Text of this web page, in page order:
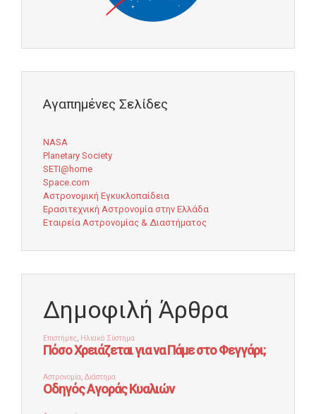
Αγαπημένες Σελίδες
NASA
Planetary Society
SETI@home
Space.com
Αστρονομική Εγκυκλοπαίδεια
Ερασιτεχνική Αστρονομία στην Ελλάδα
Εταιρεία Αστρονομίας & Διαστήματος
Δημοφιλή Άρθρα